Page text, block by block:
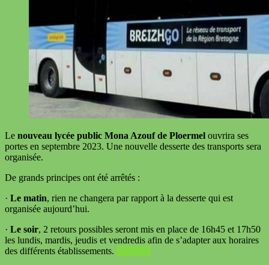
Le nouveau lycée public Mona Azouf de Ploermel ouvrira ses
portes en septembre 2023. Une nouvelle desserte des transports sera
organisée.
De grands principes ont été arrêtés :
· Le matin, rien ne changera par rapport à la desserte qui est
organisée aujourd’hui.
· Le soir, 2 retours possibles seront mis en place de 16h45 et 17h50
les lundis, mardis, jeudis et vendredis afin de s’adapter aux horaires
des différents établissements.